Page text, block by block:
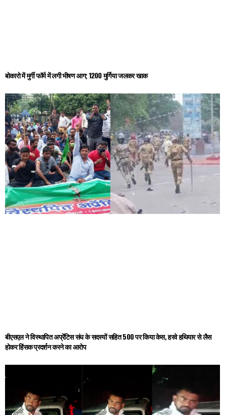
बोकारो में मुर्गी फॉर्म में लगी भीषण आग; 1200 मुर्गिया जलकर खाक
बीएसएल ने विस्थापित अप्रेंटिस संघ के सदस्यों सहित 500 पर किया केस, हरवे हथियार से लैस
होकर हिंसक प्रदर्शन करने का आरोप